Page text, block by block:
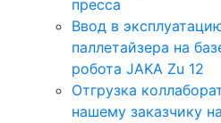
пресса
Ввод в
паллетайзера на
робота JAKA Zu 12
Отгрузка
нашему заказчику